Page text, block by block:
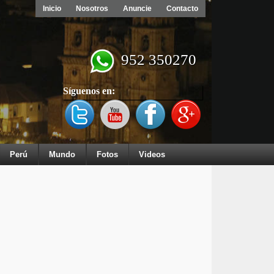
Inicio Nosotros Anuncie Contacto
952 350270
Síguenos en:
Perú Mundo Fotos Videos